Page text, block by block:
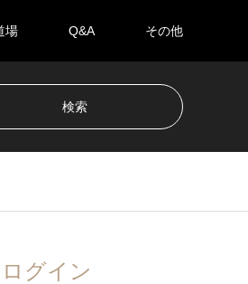
場 Q&A その他
グイン